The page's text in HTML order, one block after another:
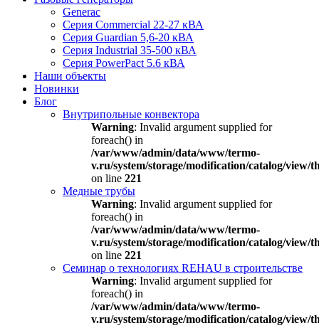
Generac
Серия Commercial 22-27 кВА
Серия Guardian 5,6-20 кВА
Серия Industrial 35-500 кВА
Серия PowerPact 5.6 кВА
Наши объекты
Новинки
Блог
Внутрипольные конвектора
Warning: Invalid argument supplied for
foreach() in
/var/www/admin/data/www/termo-
v.ru/system/storage/modification/catalog/view/
on line 221
Медные трубы
Warning: Invalid argument supplied for
foreach() in
/var/www/admin/data/www/termo-
v.ru/system/storage/modification/catalog/view/
on line 221
Семинар о технологиях REHAU в строительстве
Warning: Invalid argument supplied for
foreach() in
/var/www/admin/data/www/termo-
v.ru/system/storage/modification/catalog/view/